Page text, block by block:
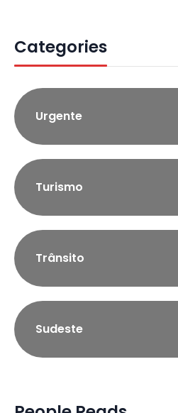
Categories
Urgente
Turismo
Trânsito
Sudeste